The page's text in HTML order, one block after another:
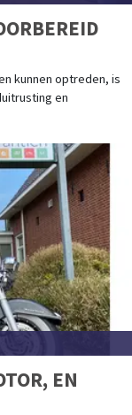
kunnen optreden, is
en
EN